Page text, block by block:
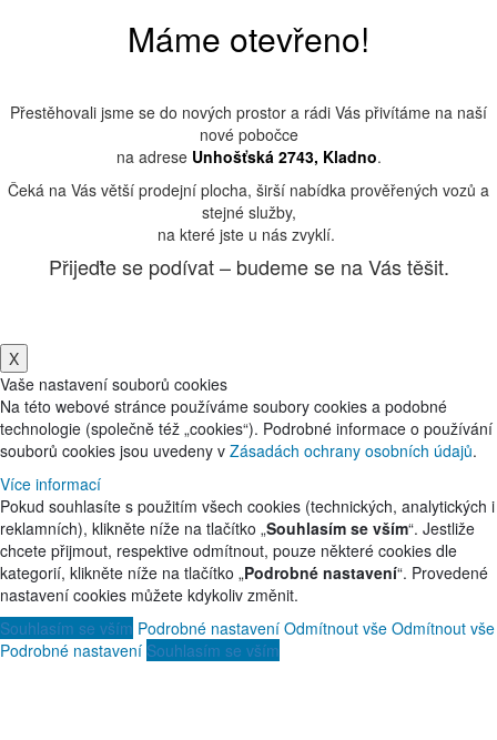
Máme otevřeno!
Přestěhovali jsme se do nových prostor a rádi Vás přivítáme na naší
nové pobočce
na adrese Unhošťská 2743, Kladno.
Čeká na Vás větší prodejní plocha, širší nabídka prověřených vozů a
stejné služby,
na které jste u nás zvyklí.
Přijeďte se podívat – budeme se na Vás těšit.
X
Vaše nastavení souborů cookies
Na této webové stránce používáme soubory cookies a podobné
technologie (společně též „cookies“). Podrobné informace o používání
souborů cookies jsou uvedeny v Zásadách ochrany osobních údajů.
Více informací
Pokud souhlasíte s použitím všech cookies (technických, analytických i
reklamních), klikněte níže na tlačítko „Souhlasím se vším“. Jestliže
chcete přijmout, respektive odmítnout, pouze některé cookies dle
kategorií, klikněte níže na tlačítko „Podrobné nastavení“. Provedené
nastavení cookies můžete kdykoliv změnit.
Souhlasím se vším Podrobné nastavení Odmítnout vše Odmítnout vše
Podrobné nastavení Souhlasím se vším